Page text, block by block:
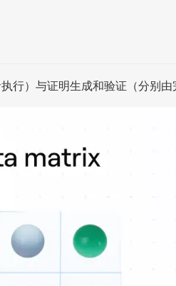
行）与证明生成和验证（分别